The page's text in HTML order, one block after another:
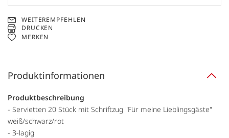
WEITEREMPFEHLEN
DRUCKEN
MERKEN
Produktinformationen
Produktbeschreibung
- Servietten 20 Stück mit Schriftzug "Für meine Lieblingsgäste"
weiß/schwarz/rot
- 3-lagig